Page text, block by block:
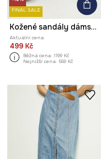
FINAL SALE
Kožené sandály dámské hnědá barva
Aktuální cena:
499 Kč
Běžná cena: 1199 Kč
Nejnižší cena: 569 Kč